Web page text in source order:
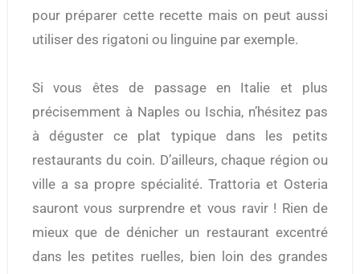
pour préparer cette recette mais on peut aussi
utiliser des rigatoni ou linguine par exemple.
Si vous êtes de passage en Italie et plus
précisemment à Naples ou Ischia, n’hésitez pas
à déguster ce plat typique dans les petits
restaurants du coin. D’ailleurs, chaque région ou
ville a sa propre spécialité. Trattoria et Osteria
sauront vous surprendre et vous ravir ! Rien de
mieux que de dénicher un restaurant excentré
dans les petites ruelles, bien loin des grandes